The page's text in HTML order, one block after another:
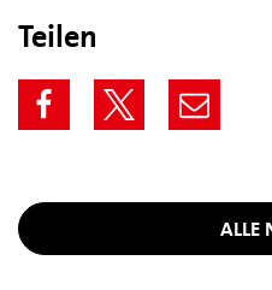
Teilen
ALLE